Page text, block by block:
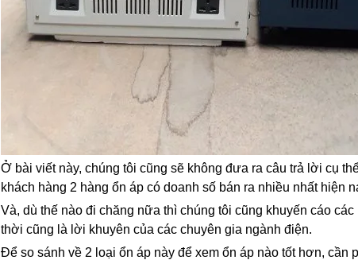
Ở bài viết này, chúng tôi cũng sẽ không đưa ra câu trả lời cụ
khách hàng 2 hàng ổn áp có doanh số bán ra nhiều nhất hiện
Và, dù thế nào đi chăng nữa thì chúng tôi cũng khuyến cáo
thời cũng là lời khuyên của các chuyên gia ngành điện.
Để so sánh về 2 loại ổn áp này để xem ổn áp nào tốt hơn, cần